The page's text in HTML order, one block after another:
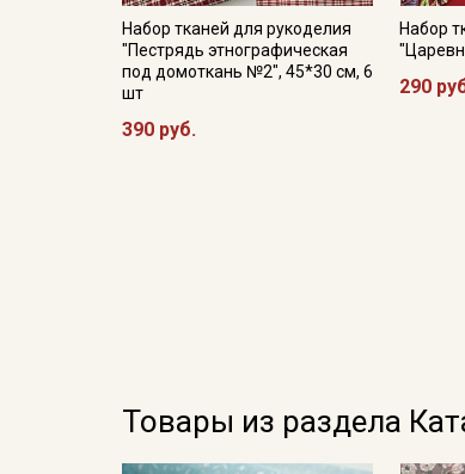
Набор тканей для рукоделия
"Пестрядь этнографическая
под домоткань №2", 45*30 см, 6
шт
390 руб.
Набор
290
Товары из раздела